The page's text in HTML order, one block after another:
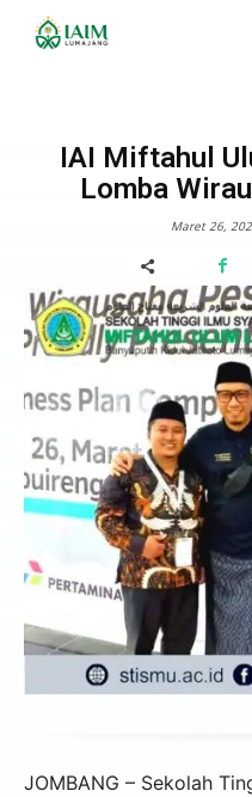
IAI Miftahul
Lomba
Maret 26,
JOMBANG – Sekolah